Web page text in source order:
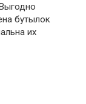
бутылок
их